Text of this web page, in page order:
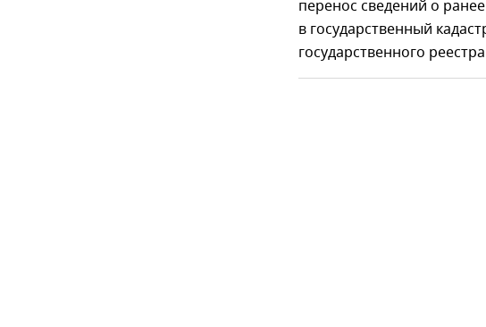
перенос сведений о
в государственный
государственного